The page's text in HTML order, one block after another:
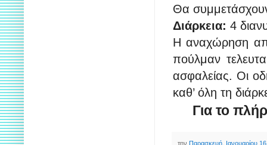
Θα
Διάρκεια: 4
Η αναχώρηση από
πούλμαν
ασφαλείας. Οι
καθ’ όλη τη
Για το
την Παρασκευή, Ιανουαρίου